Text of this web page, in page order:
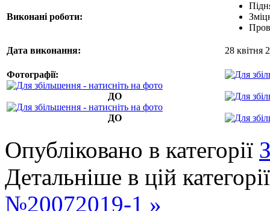
Виконані роботи:
Дата виконання: 28 квітня
Фотографії:
ДО
ДО
Опубліковано в категорії
Детальніше в цій
№20072019-1 »